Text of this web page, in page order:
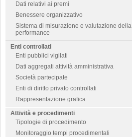
Dati relativi ai premi
Benessere organizzativo
Sistema di misurazione e valutazione della
performance
Enti controllati
Enti pubblici vigilati
Dati aggregati attività amministrativa
Società partecipate
Enti di diritto privato controllati
Rappresentazione grafica
Attività e procedimenti
Tipologie di procedimento
Monitoraggio tempi procedimentali